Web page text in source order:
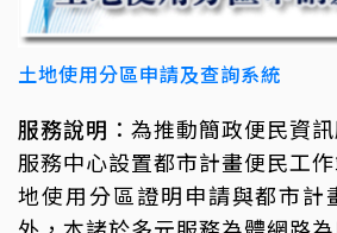
土地使用分區申請及查詢系統
服務說明 ：為推動簡政便民資
服務中心設置都市計畫便民工
地使用分區證明申請與都市計